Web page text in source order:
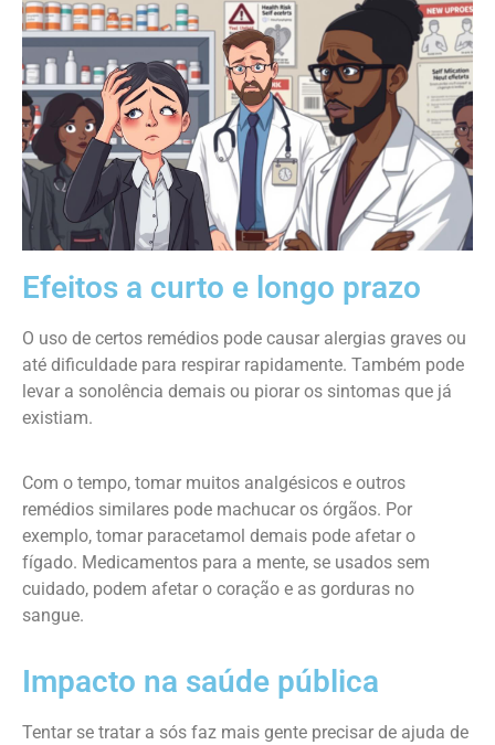
Efeitos a curto e longo prazo
O uso de certos remédios pode causar alergias graves ou
até dificuldade para respirar rapidamente. Também pode
levar a sonolência demais ou piorar os sintomas que já
existiam.
Com o tempo, tomar muitos analgésicos e outros
remédios similares pode machucar os órgãos. Por
exemplo, tomar paracetamol demais pode afetar o
fígado. Medicamentos para a mente, se usados sem
cuidado, podem afetar o coração e as gorduras no
sangue.
Impacto na saúde pública
Tentar se tratar a sós faz mais gente precisar de ajuda de